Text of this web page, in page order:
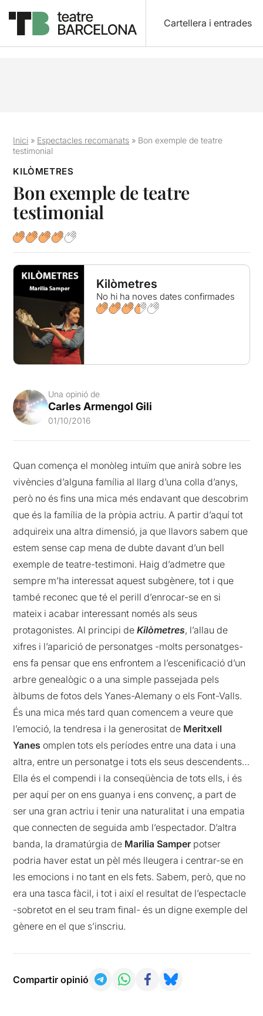
Cartellera i entrades
Inici » Espectacles recomanats » Bon exemple de teatre
testimonial
KILÒMETRES
Bon exemple de teatre
testimonial
Kilòmetres
No hi ha noves dates confirmades
Una opinió de
Carles Armengol Gili
01/10/2016
Quan comença el monòleg intuïm que anirà sobre les
vivències d’alguna família al llarg d’una colla d’anys,
però no és fins una mica més endavant que descobrim
que és la família de la pròpia actriu. A partir d’aquí tot
adquireix una altra dimensió, ja que llavors sabem que
estem sense cap mena de dubte davant d’un bell
exemple de teatre-testimoni. Haig d’admetre que
sempre m’ha interessat aquest subgènere, tot i que
també reconec que té el perill d’enrocar-se en si
mateix i acabar interessant només als seus
protagonistes. Al principi deKilòmetres, l’allau de
xifres i l’aparició de personatges -molts personatges-
ens fa pensar que ens enfrontem a l’escenificació d’un
arbre genealògic o a una simple passejada pels
àlbums de fotos dels Yanes-Alemany o els Font-Valls.
És una mica més tard quan comencem a veure que
l’emoció, la tendresa i la generositat de Meritxell
Yanes omplen tots els períodes entre una data i una
altra, entre un personatge i tots els seus descendents…
Ella és el compendi i la conseqüència de tots ells, i és
per aquí per on ens guanya i ens convenç, a part de
ser una gran actriu i tenir una naturalitat i una empatia
que connecten de seguida amb l’espectador. D’altra
banda, la dramatúrgia de Marilia Samper potser
podria haver estat un pèl més lleugera i centrar-se en
les emocions i no tant en els fets. Sabem, però, que no
era una tasca fàcil, i tot i així el resultat de l’espectacle
-sobretot en el seu tram final- és un digne exemple del
gènere en el que s’inscriu.
Compartir opinió